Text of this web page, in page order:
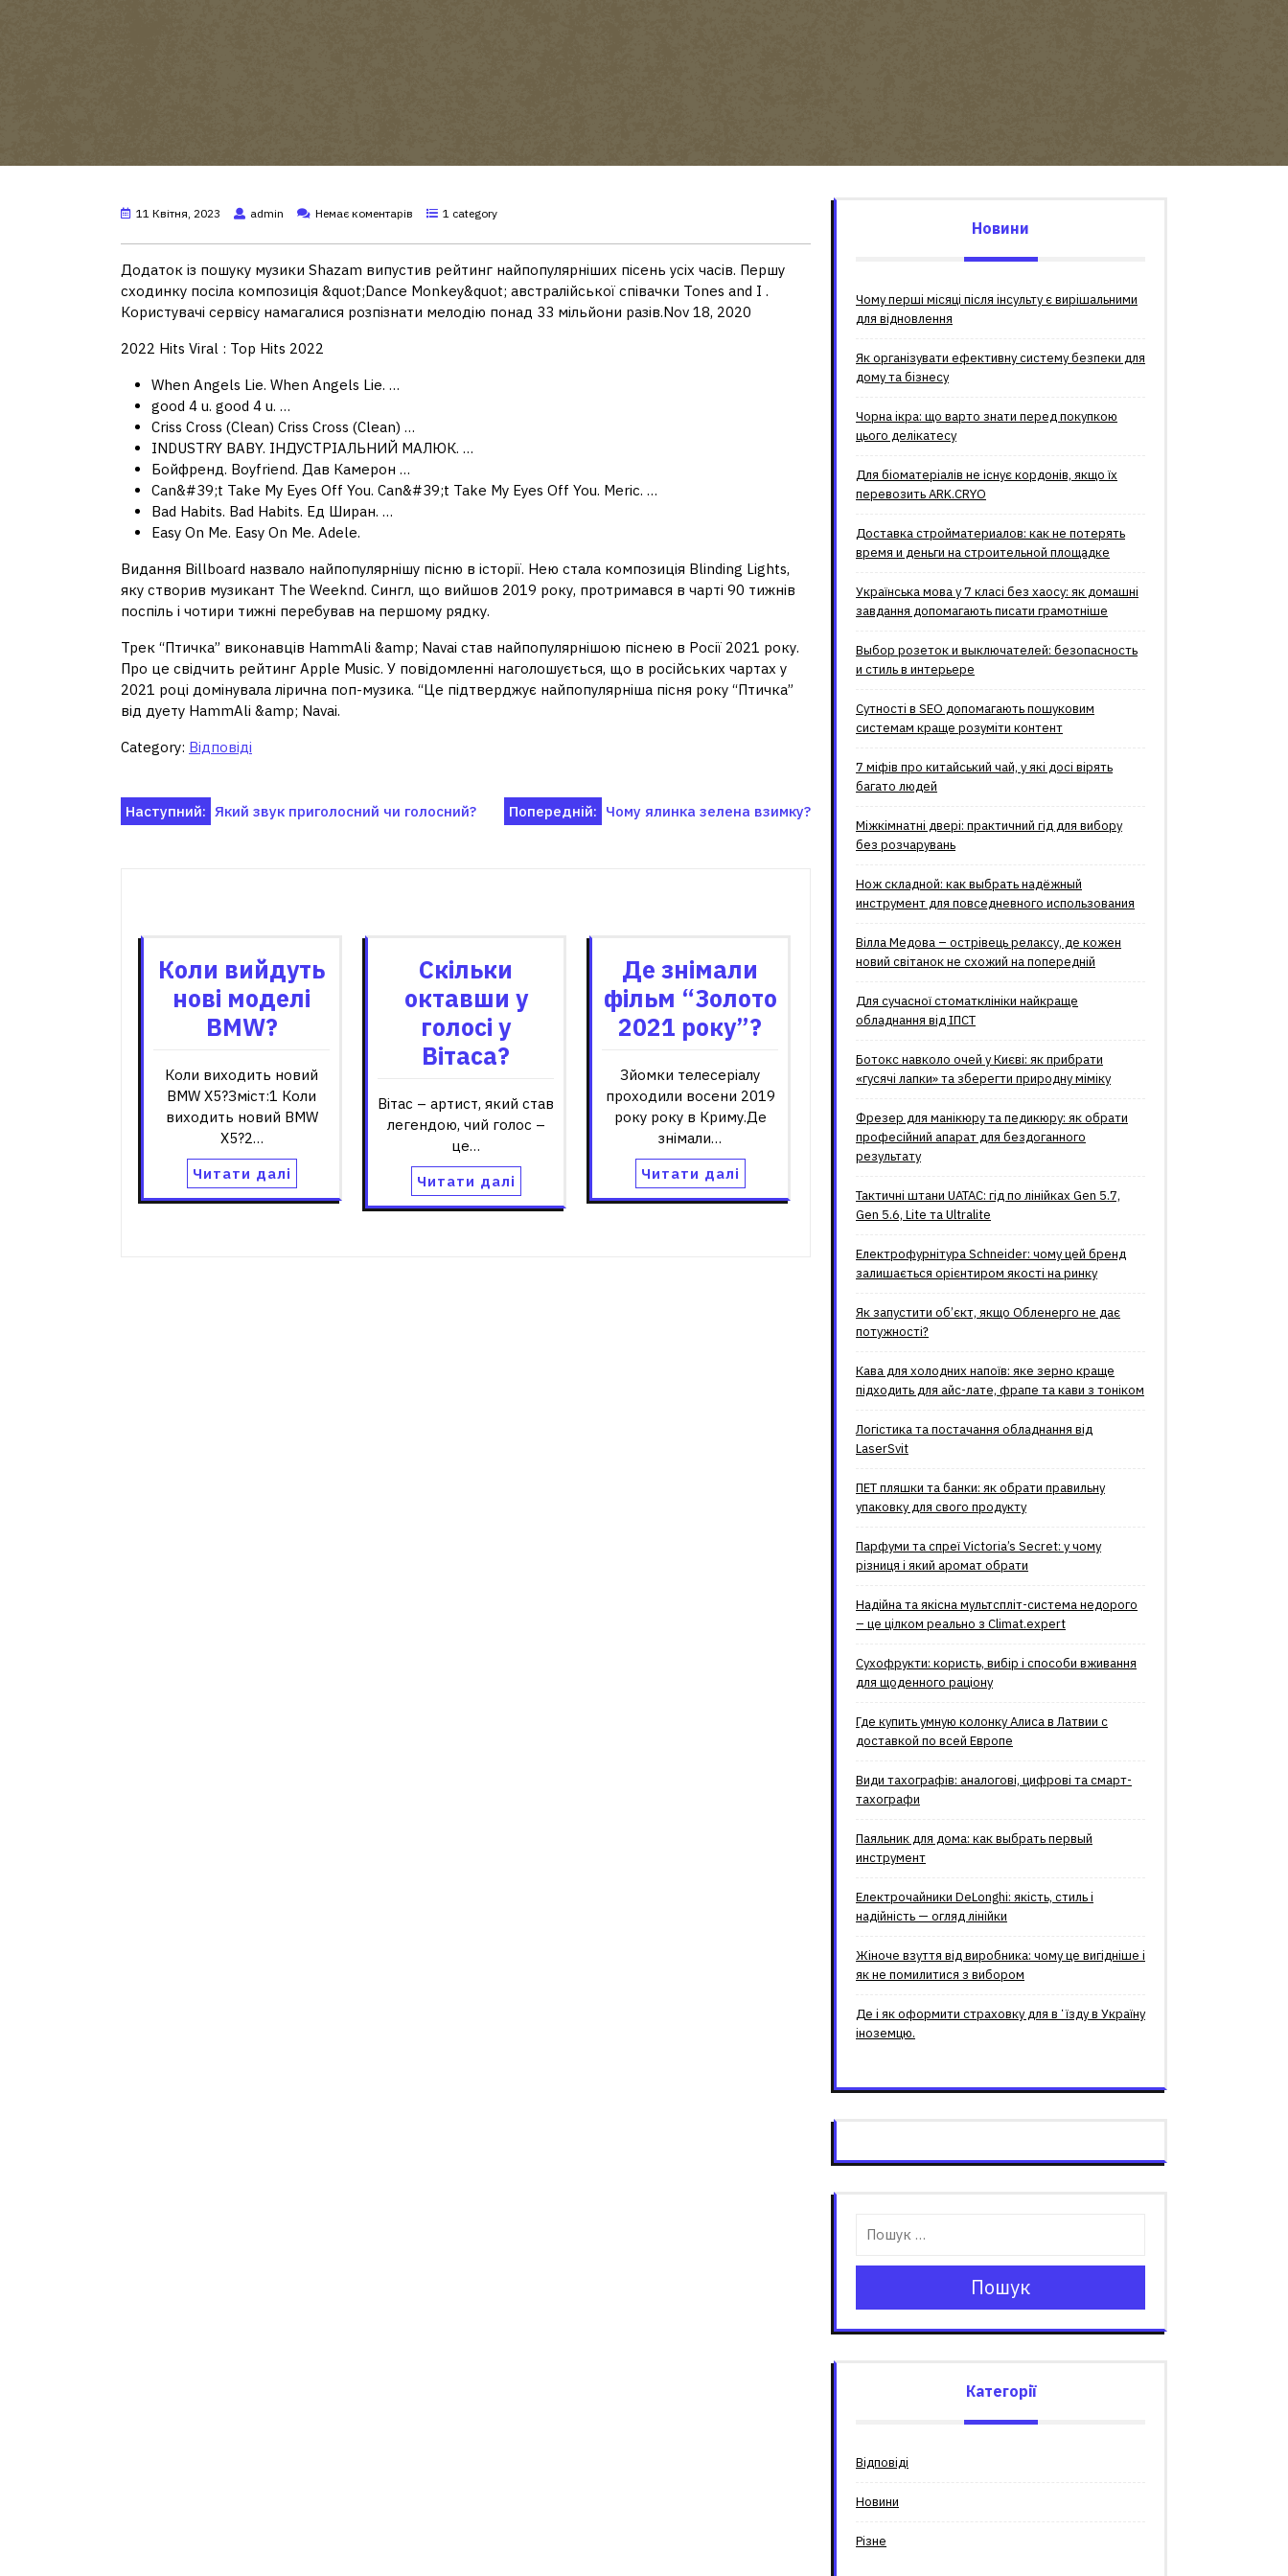
11 Квітня, 2023 admin Немає коментарів 1 category
Додаток із пошуку музики Shazam випустив рейтинг найпопулярніших пісень усіх часів. Першу
сходинку посіла композиція &quot;Dance Monkey&quot; австралійської співачки Tones and I .
Користувачі сервісу намагалися розпізнати мелодію понад 33 мільйони разів.Nov 18, 2020
2022 Hits Viral : Top Hits 2022
When Angels Lie. When Angels Lie. …
good 4 u. good 4 u. …
Criss Cross (Clean) Criss Cross (Clean) …
INDUSTRY BABY. ІНДУСТРІАЛЬНИЙ МАЛЮК. …
Бойфренд. Boyfriend. Дав Камерон …
Can&#39;t Take My Eyes Off You. Can&#39;t Take My Eyes Off You. Meric. …
Bad Habits. Bad Habits. Ед Ширан. …
Easy On Me. Easy On Me. Adele.
Видання Billboard назвало найпопулярнішу пісню в історії. Нею стала композиція Blinding Lights,
яку створив музикант The Weeknd. Сингл, що вийшов 2019 року, протримався в чарті 90 тижнів
поспіль і чотири тижні перебував на першому рядку.
Трек “Птичка” виконавців HammAli &amp; Navai став найпопулярнішою піснею в Росії 2021 року.
Про це свідчить рейтинг Apple Music. У повідомленні наголошується, що в російських чартах у
2021 році домінувала лірична поп-музика. “Це підтверджує найпопулярніша пісня року “Птичка”
від дуету HammAli &amp; Navai.
Category: Відповіді
Навігація
Попередній: Чому ялинка зелена взимку?
Наступний: Який звук приголосний чи голосний?
Коли вийдуть
нові моделі
BMW?
Коли виходить новий
BMW X5?Зміст:1 Коли
виходить новий BMW
X5?2…
Читати далі
Скільки
октавши у
голосі у
Вітаса?
Вітас – артист, який став
легендою, чий голос –
це…
Читати далі
Де знімали
фільм “Золото
2021 року”?
Зйомки телесеріалу
проходили восени 2019
року року в Криму.Де
знімали…
Читати далі
Новини
Чому перші місяці після інсульту є вирішальними
для відновлення
Як організувати ефективну систему безпеки для
дому та бізнесу
Чорна ікра: що варто знати перед покупкою
цього делікатесу
Для біоматеріалів не існує кордонів, якщо їх
перевозить ARK.CRYO
Доставка стройматериалов: как не потерять
время и деньги на строительной площадке
Українська мова у 7 класі без хаосу: як домашні
завдання допомагають писати грамотніше
Выбор розеток и выключателей: безопасность
и стиль в интерьере
Сутності в SEO допомагають пошуковим
системам краще розуміти контент
7 міфів про китайський чай, у які досі вірять
багато людей
Міжкімнатні двері: практичний гід для вибору
без розчарувань
Нож складной: как выбрать надёжный
инструмент для повседневного использования
Вілла Медова – острівець релаксу, де кожен
новий світанок не схожий на попередній
Для сучасної стоматклініки найкраще
обладнання від ІПСТ
Ботокс навколо очей у Києві: як прибрати
«гусячі лапки» та зберегти природну міміку
Фрезер для манікюру та педикюру: як обрати
професійний апарат для бездоганного
результату
Тактичні штани UATAC: гід по лінійках Gen 5.7,
Gen 5.6, Lite та Ultralite
Електрофурнітура Schneider: чому цей бренд
залишається орієнтиром якості на ринку
Як запустити об’єкт, якщо Обленерго не дає
потужності?
Кава для холодних напоїв: яке зерно краще
підходить для айс-лате, фрапе та кави з тоніком
Логістика та постачання обладнання від
LaserSvit
ПЕТ пляшки та банки: як обрати правильну
упаковку для свого продукту
Парфуми та спреї Victoria’s Secret: у чому
різниця і який аромат обрати
Надійна та якісна мультспліт-система недорого
– це цілком реально з Climat.еxpert
Сухофрукти: користь, вибір і способи вживання
для щоденного раціону
Где купить умную колонку Алиса в Латвии с
доставкой по всей Европе
Види тахографів: аналогові, цифрові та смарт-
тахографи
Паяльник для дома: как выбрать первый
инструмент
Електрочайники DeLonghi: якість, стиль і
надійність — огляд лінійки
Жіноче взуття від виробника: чому це вигідніше і
як не помилитися з вибором
Де і як оформити страховку для вʼїзду в Україну
іноземцю.
Пошук
Категорії
Відповіді
Новини
Різне